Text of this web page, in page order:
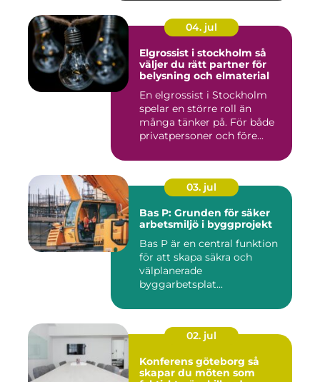
04. jul
Elgrossist i stockholm så
väljer du rätt partner för
belysning och elmaterial
En elgrossist i Stockholm
spelar en större roll än
många tänker på. För både
privatpersoner och före...
03. jul
Bas P: Grunden för säker
arbetsmiljö i byggprojekt
Bas P är en central funktion
för att skapa säkra och
välplanerade
byggarbetsplat...
02. jul
Konferens göteborg så
skapar du möten som